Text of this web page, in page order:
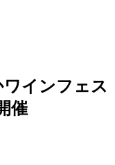
ワインフェス
催